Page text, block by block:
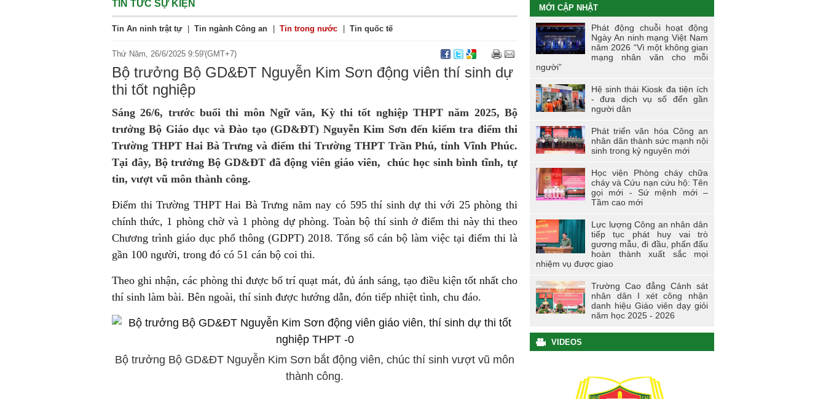
TIN TỨC SỰ KIỆN
Tin An ninh trật tự Tin ngành Công an Tin trong nước Tin quốc tế
Thứ Năm, 26/6/2025 9:59'(GMT+7)
Bộ trưởng Bộ GD&ĐT Nguyễn Kim Sơn động viên thí sinh dự
thi tốt nghiệp
Sáng 26/6, trước buổi thi môn Ngữ văn, Kỳ thi tốt nghiệp THPT năm 2025, Bộ
trưởng Bộ Giáo dục và Đào tạo (GD&ĐT) Nguyễn Kim Sơn đến kiểm tra điểm thi
Trường THPT Hai Bà Trưng và điểm thi Trường THPT Trần Phú, tỉnh Vĩnh Phúc.
Tại đây, Bộ trưởng Bộ GD&ĐT đã động viên giáo viên, chúc học sinh bình tĩnh, tự
tin, vượt vũ môn thành công.
Điểm thi Trường THPT Hai Bà Trưng năm nay có 595 thí sinh dự thi với 25 phòng thi
chính thức, 1 phòng chờ và 1 phòng dự phòng. Toàn bộ thí sinh ở điểm thi này thi theo
Chương trình giáo dục phổ thông (GDPT) 2018. Tổng số cán bộ làm việc tại điểm thi là
gần 100 người, trong đó có 51 cán bộ coi thi.
Theo ghi nhận, các phòng thi được bố trí quạt mát, đủ ánh sáng, tạo điều kiện tốt nhất cho
thí sinh làm bài. Bên ngoài, thí sinh được hướng dẫn, đón tiếp nhiệt tình, chu đáo.
Bộ trưởng Bộ GD&ĐT Nguyễn Kim Sơn bắt động viên, chúc thí sinh vượt vũ môn
thành công.
MỚI CẬP NHẬT
Phát động chuỗi hoạt động
Ngày An ninh mạng Việt Nam
năm 2026 “Vì một không gian
mạng nhân văn cho mỗi
người”
Hệ sinh thái Kiosk đa tiện ích
- đưa dịch vụ số đến gần
người dân
Phát triển văn hóa Công an
nhân dân thành sức mạnh nội
sinh trong kỷ nguyên mới
Học viện Phòng cháy chữa
cháy và Cứu nạn cứu hộ: Tên
gọi mới - Sứ mệnh mới –
Tầm cao mới
Lực lượng Công an nhân dân
tiếp tục phát huy vai trò
gương mẫu, đi đầu, phấn đấu
hoàn thành xuất sắc mọi
nhiệm vụ được giao
Trường Cao đẳng Cảnh sát
nhân dân I xét công nhận
danh hiệu Giáo viên dạy giỏi
năm học 2025 - 2026
VIDEOS